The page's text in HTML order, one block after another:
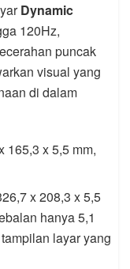
Dynamic
120Hz,
puncak
visual yang
di dalam
165,3 x 5,5 mm,
x 208,3 x 5,5
hanya 5,1
layar yang